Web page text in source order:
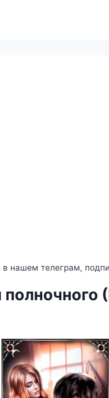
в нашем телеграм,